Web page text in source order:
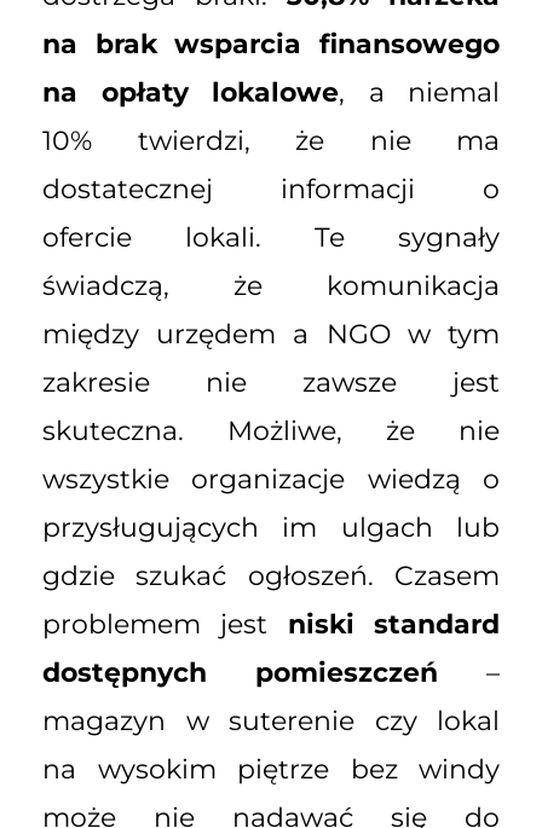
na brak wsparcia finansowego
na opłaty lokalowe, a niemal
10% twierdzi, że nie ma
dostatecznej informacji o
ofercie lokali. Te sygnały
świadczą, że komunikacja
między urzędem a NGO w tym
zakresie nie zawsze jest
skuteczna. Możliwe, że nie
wszystkie organizacje wiedzą o
przysługujących im ulgach lub
gdzie szukać ogłoszeń. Czasem
problemem jest niski standard
dostępnych pomieszczeń –
magazyn w suterenie czy lokal
na wysokim piętrze bez windy
może nie nadawać się do